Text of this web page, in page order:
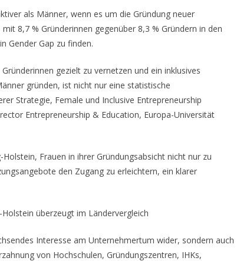
als Männer, wenn es um die Gründung neuer
8,7 % Gründerinnen gegenüber 8,3 % Gründern in den
Gender Gap zu finden.
gezielt zu vernetzen und ein inklusives
gründen, ist nicht nur eine statistische
Strategie, Female und Inclusive Entrepreneurship
Entrepreneurship & Education, Europa-Universität
Frauen in ihrer Gründungsabsicht nicht nur zu
den Zugang zu erleichtern, ein klarer
überzeugt im Ländervergleich
Interesse am Unternehmertum wider, sondern auch
von Hochschulen, Gründungszentren, IHKs,